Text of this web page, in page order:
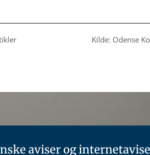
Kilde: Odense
aviser og